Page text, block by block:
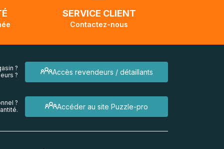
SERVICE CLIENT
Contactez-nous
Accès revendeurs / détaillants
?
?
Accéder au site Puzzle-pro
?